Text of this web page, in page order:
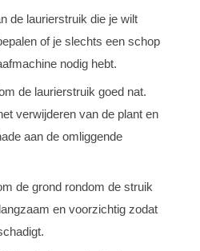
de laurierstruik die je wilt
of je slechts een schop
nodig hebt.
de laurierstruik goed nat.
verwijderen van de plant en
aan de omliggende
de grond rondom de struik
en voorzichtig zodat